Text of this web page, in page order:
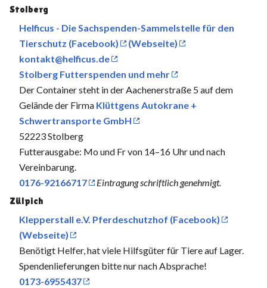
Stolberg
Helficus - Die Sachspenden-Sammelstelle für den
Tierschutz (Facebook)
(Webseite)
kontakt@helficus.de
Stolberg Futterspenden und mehr
Der Container steht in der Aachenerstraße 5 auf dem
Gelände der Firma Klüttgens Autokrane +
Schwertransporte GmbH
52223 Stolberg
Futterausgabe: Mo und Fr von 14–16 Uhr und nach
Vereinbarung.
0176-92166717
Eintragung schriftlich genehmigt.
Zülpich
Klepperstall e.V. Pferdeschutzhof (Facebook)
(Webseite)
Benötigt Helfer, hat viele Hilfsgüter für Tiere auf Lager.
Spendenlieferungen bitte nur nach Absprache!
0173-6955437